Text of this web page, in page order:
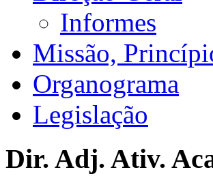
Informes
Missão,
Organograma
Legislação
Dir. Adj. Ativ.